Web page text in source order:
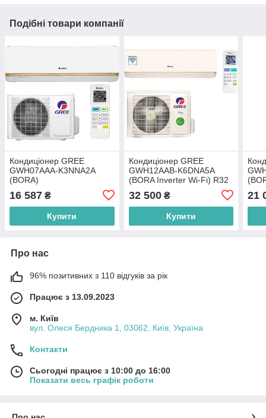
Подібні товари компанії
Кондиціонер GREE
GWH07AAA-K3NNA2A
(BORA)
16 587 ₴
Купити
Кондиціонер GREE
GWH12AAB-K6DNA5A
(BORA Inverter Wi-Fi) R32
32 500₴
Купити
21
Про нас
96% позитивних з 110 відгуків за рік
Працює з 13.09.2023
м. Київ
вул. Олеся Бердника 1, 03062, Київ, Україна
Контакти
Сьогодні працює з 10:00 до 16:00
Показати весь графік роботи